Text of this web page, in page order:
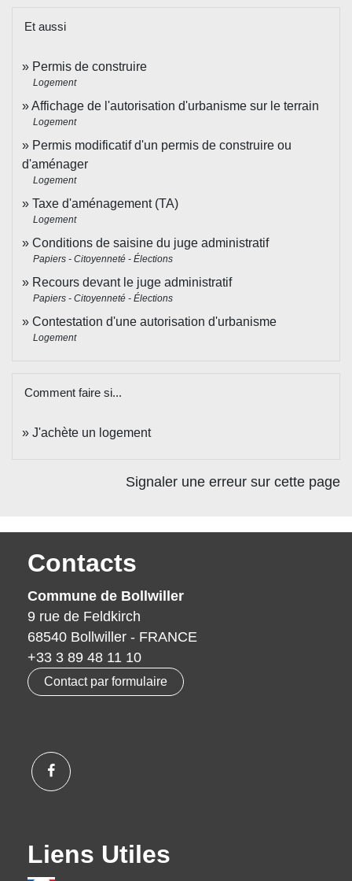
Et aussi
Permis de construire
Logement
Affichage de l'autorisation d'urbanisme sur le terrain
Logement
Permis modificatif d'un permis de construire ou
d'aménager
Logement
Taxe d'aménagement (TA)
Logement
Conditions de saisine du juge administratif
Papiers - Citoyenneté - Élections
Recours devant le juge administratif
Papiers - Citoyenneté - Élections
Contestation d'une autorisation d'urbanisme
Logement
Comment faire si...
J'achète un logement
Signaler une erreur sur cette page
Contacts
Commune de Bollwiller
9 rue de Feldkirch
68540 Bollwiller - FRANCE
+33 3 89 48 11 10
Contact par formulaire
Liens Utiles